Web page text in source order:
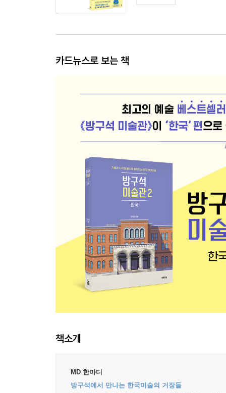
카드뉴스로 보는 책
책소개
MD 한마디
방구석에서 만나는 한국미술의 거장들